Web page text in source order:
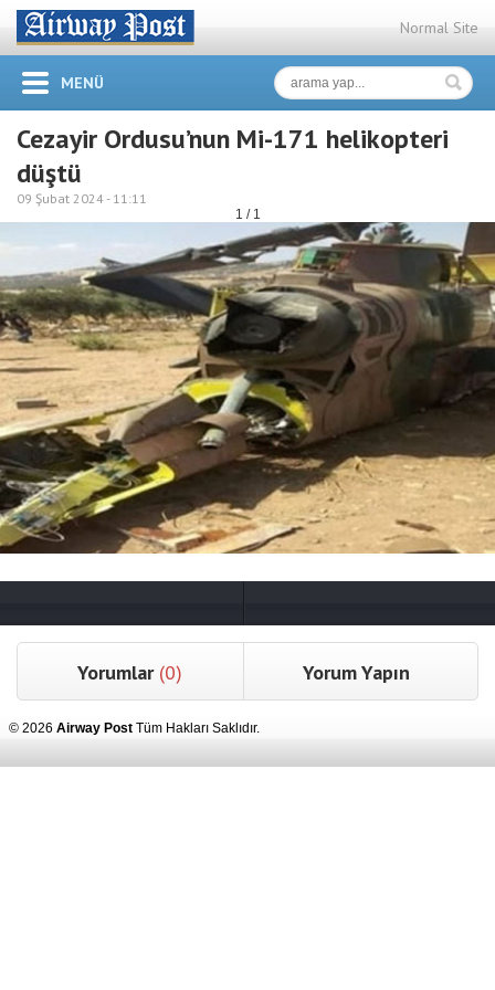
Normal Site
MENÜ
Cezayir Ordusu’nun Mi-171 helikopteri
düştü
09 Şubat 2024 - 11:11
1 / 1
Yorumlar (0) Yorum Yapın
© 2026 Airway Post Tüm Hakları Saklıdır.